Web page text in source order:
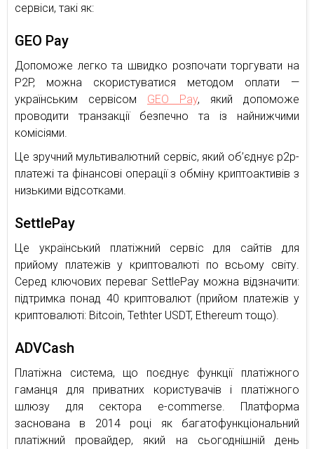
сервіси, такі як:
GEO Pay
Допоможе легко та швидко розпочати торгувати на
P2P, можна скористуватися методом оплати —
українським сервісом GEO Pay, який допоможе
проводити транзакції безпечно та із найнижчими
комісіями.
Це зручний мультивалютний сервіс, який об’єднує р2р-
платежі та фінансові операції з обміну криптоактивів з
низькими відсотками.
SettlePay
Це український платіжний сервіс для сайтів для
прийому платежів у криптовалюті по всьому світу.
Серед ключових переваг SettlePay можна відзначити:
підтримка понад 40 криптовалют (прийом платежів у
криптовалюті: Bitcoin, Tethter USDT, Ethereum тощо).
ADVCash
Платіжна система, що поєднує функції платіжного
гаманця для приватних користувачів і платіжного
шлюзу для сектора e-commerse. Платформа
заснована в 2014 році як багатофункціональний
платіжний провайдер, який на сьогоднішній день